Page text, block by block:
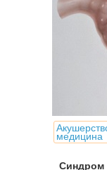
медицина
Синдром